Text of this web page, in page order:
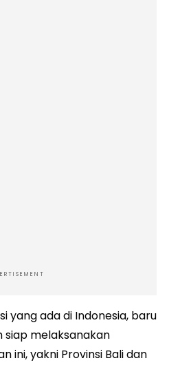
yang ada di Indonesia, baru
siap melaksanakan
ini, yakni Provinsi Bali dan